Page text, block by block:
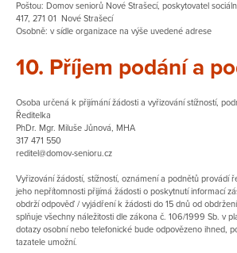
Poštou: Domov seniorů Nové Strašecí, poskytovatel
417, 271 01 Nové Strašecí
Osobně: v sídle organizace na výše uvedené adrese
10. Příjem podání a
Osoba určená k přijímání žádosti a vyřizování stížností,
Ředitelka
PhDr. Mgr. Miluše Jůnová, MHA
317 471 550
reditel@domov-senioru.cz
Vyřizování žádostí, stížností, oznámení a podnětů provádí
jeho nepřítomnosti přijímá žádosti o poskytnutí informací
obdrží odpověď / vyjádření k žádosti do 15 dnů od
splňuje všechny náležitosti dle zákona č. 106/1999 Sb. v
dotazy osobní nebo telefonické bude odpovězeno ihned,
tazatele umožní.